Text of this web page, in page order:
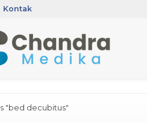
Kontak
"bed decubitus"